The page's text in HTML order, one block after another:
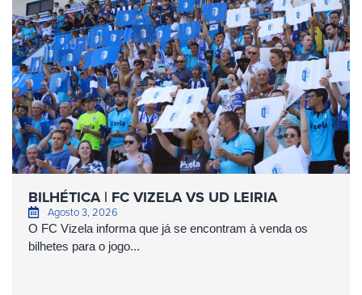
BILHÉTICA | FC VIZELA VS UD LEIRIA
Agosto 3, 2026
O FC Vizela informa que já se encontram à venda os
bilhetes para o jogo...